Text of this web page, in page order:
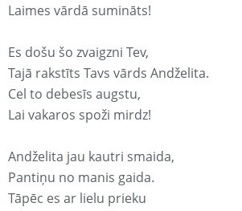
Laimes vārdā sumināts!
Es došu šo zvaigzni Tev,
Tajā rakstīts Tavs vārds Andželita.
Cel to debesīs augstu,
Lai vakaros spoži mirdz!
Andželita jau kautri smaida,
Pantiņu no manis gaida.
Tāpēc es ar lielu prieku